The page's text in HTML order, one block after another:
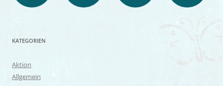
KATEGORIEN
Aktion
Allgemein